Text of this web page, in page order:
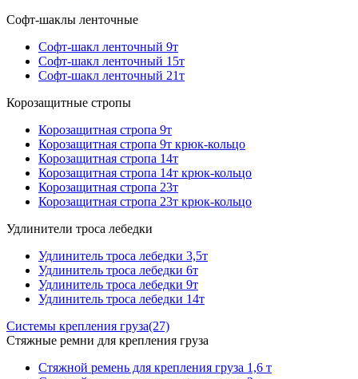
Софт-шаклы ленточные
Софт-шакл ленточный 9т
Софт-шакл ленточный 15т
Софт-шакл ленточный 21т
Корозащитные стропы
Корозащитная стропа 9т
Корозащитная стропа 9т крюк-кольцо
Корозащитная стропа 14т
Корозащитная стропа 14т крюк-кольцо
Корозащитная стропа 23т
Корозащитная стропа 23т крюк-кольцо
Удлинители троса лебедки
Удлинитель троса лебедки 3,5т
Удлинитель троса лебедки 6т
Удлинитель троса лебедки 9т
Удлинитель троса лебедки 14т
Системы крепления груза(27)
Стяжные ремни для крепления груза
Стяжной ремень для крепления груза 1,6 т